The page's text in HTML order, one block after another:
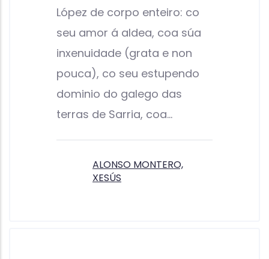
López de corpo enteiro: co
seu amor á aldea, coa súa
inxenuidade (grata e non
pouca), co seu estupendo
dominio do galego das
terras de Sarria, coa…
ALONSO MONTERO,
XESÚS